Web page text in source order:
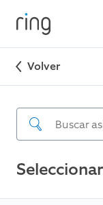
Volver